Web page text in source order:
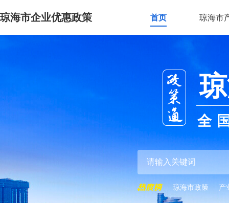
琼海市企业优惠政策 首页 琼海市
全
琼海市政策 产